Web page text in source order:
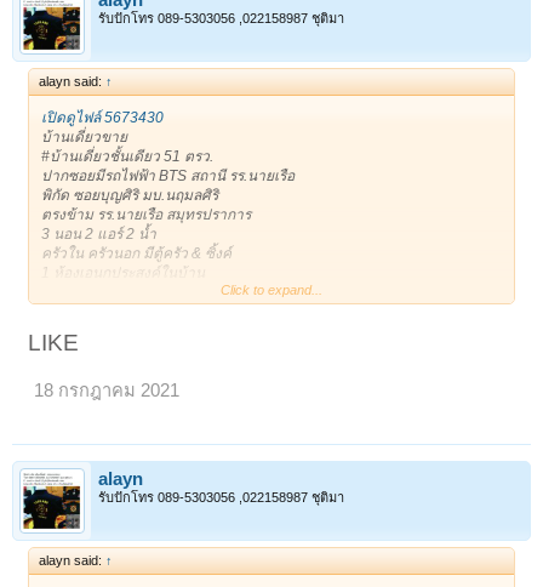
ขาย : 3,400,000 บาท
ติดต่อ : 0818665944 (alayan)
รับปักโทร 089-5303056 ,022158987 ชุติมา
alayn said: ↑
เปิดดูไฟล์ 5673430
บ้านเดี่ยวขาย
#บ้านเดี่ยวชั้นเดียว 51 ตรว.
ปากซอยมีรถไฟฟ้า BTS สถานี รร.นายเรือ
พิกัด ซอยบุญศิริ มบ.นฤมลศิริ
ตรงข้าม รร.นายเรือ สมุทรปราการ
3 นอน 2 แอร์ 2 น้ำ
ครัวใน ครัวนอก มีตู้ครัว & ซิ้งค์
1 ห้องเอนกประสงค์ในบ้าน
1 ห้องเอนกประสงค์ข้างบ้าน เก็บของ หรือเป็นบ้านสัตว์เลี้ยงได้
1 จอดในบ้าน/ 3 จอดหน้าบ้าน
ถนนหน้าบ้านกว้าง หน้าบ้านไม่ชนประตูบ้านใคร
* 081-8665944 Addy *
ขอบคุณครับ **
https://timeline.line.me/post/1161408134210039717
ขาย : 3,400,000 บาท
ติดต่อ : 0818665944 (alayan)
Click to expand...
LIKE
18 กรกฎาคม 2021
alayn
รับปักโทร 089-5303056 ,022158987 ชุติมา
alayn said: ↑